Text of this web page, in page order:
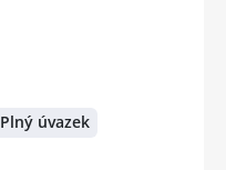
Plný úvazek